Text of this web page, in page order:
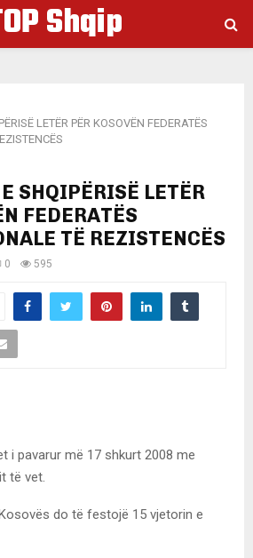
Shqip
LETËR PËR KOSOVËN FEDERATËS
SHQIPËRISË LETËR
FEDERATËS
TË REZISTENCËS
0 595
i pavarur më 17 shkurt 2008 me
të vet.
do të festojë 15 vjetorin e